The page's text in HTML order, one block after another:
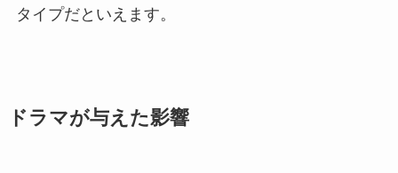
タイプだといえます。
ドラマが与えた影響